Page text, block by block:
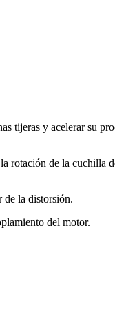
tijeras y acelerar su
rotación de la cuchilla
de la distorsión.
del motor.